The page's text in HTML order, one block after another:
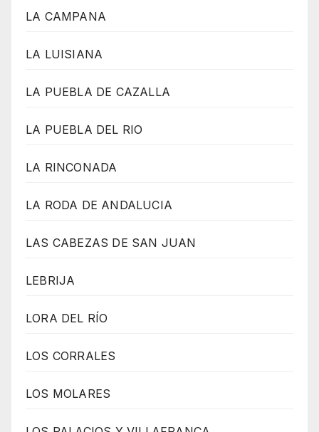
LA CAMPANA
LA LUISIANA
LA PUEBLA DE CAZALLA
LA PUEBLA DEL RIO
LA RINCONADA
LA RODA DE ANDALUCIA
LAS CABEZAS DE SAN JUAN
LEBRIJA
LORA DEL RÍO
LOS CORRALES
LOS MOLARES